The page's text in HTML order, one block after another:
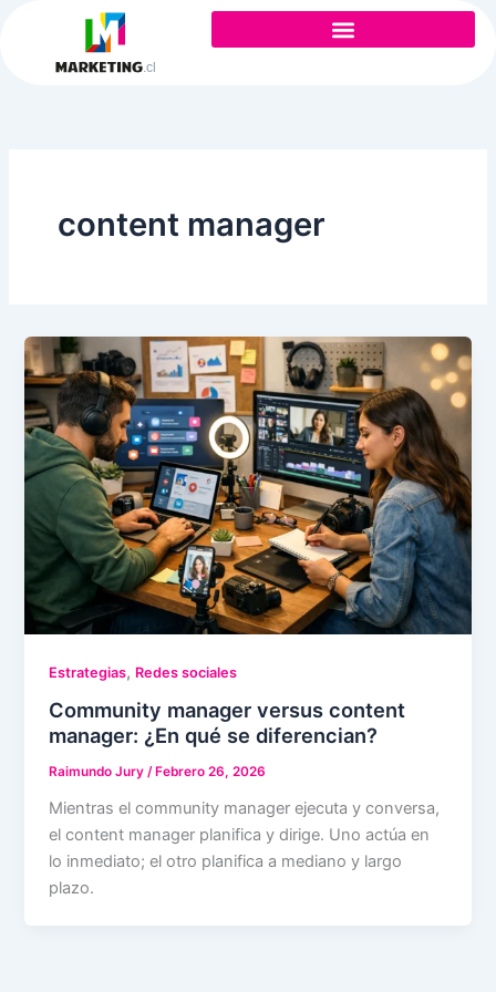
contenido
content manager
Estrategias, Redes sociales
Community manager versus content
manager: ¿En qué se diferencian?
Raimundo Jury/ Febrero 26, 2026
Mientras el community manager ejecuta y conversa,
el content manager planifica y dirige. Uno actúa en
lo inmediato; el otro planifica a mediano y largo
plazo.